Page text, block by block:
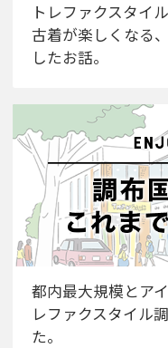
トレファクスタイ
古着が楽しくなる
したお話。
都内最大規模とア
レファクスタイル
た。